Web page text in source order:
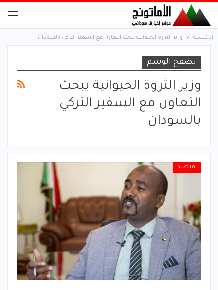
الرئيسية وزير الثروة الحيوانية يبحث التعاون مع السفير التركي بالسودان
تصفح الوسم
وزير الثروة الحيوانية يبحث
التعاون مع السفير التركي
بالسودان
اقتصاد